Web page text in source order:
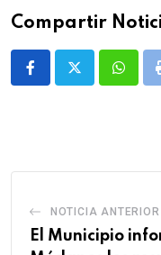
Compartir
NOTICIA ANTERIOR
El Municipio